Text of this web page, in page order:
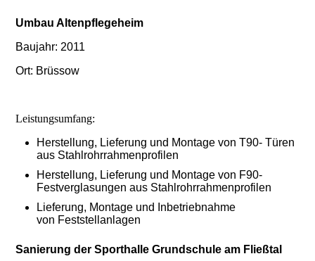
Umbau Altenpflegeheim
Baujahr: 2011
Ort: Brüssow
Leistungsumfang:
Herstellung, Lieferung und Montage von T90- Türen
aus Stahlrohrrahmenprofilen
Herstellung, Lieferung und Montage von F90-
Festverglasungen aus Stahlrohrrahmenprofilen
Lieferung, Montage und Inbetriebnahme
von Feststellanlagen
Sanierung der Sporthalle Grundschule am Fließtal